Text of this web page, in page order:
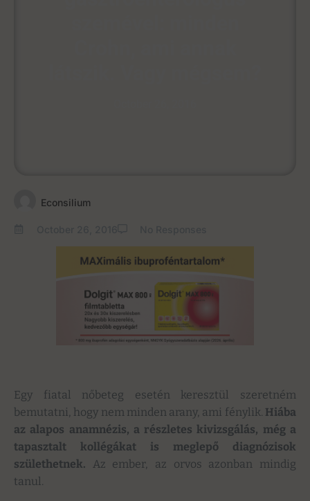
Econsilium
Egy fiatal nőbeteg esetén keresztül szeretném
bemutatni, hogy nem minden arany, ami fénylik. Hiába
az alapos anamnézis, a részletes kivizsgálás, még a
tapasztalt kollégákat is meglepő diagnózisok
születhetnek. Az ember, az orvos azonban mindig
tanul.